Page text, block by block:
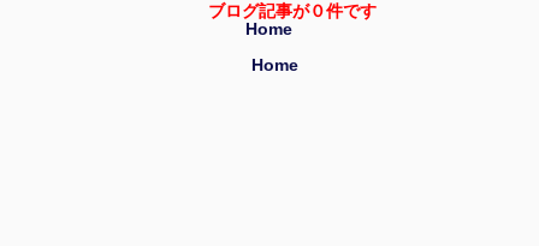
ブログ記事が０件です
Home
Home